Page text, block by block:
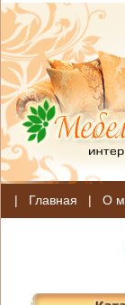
| Главная | О